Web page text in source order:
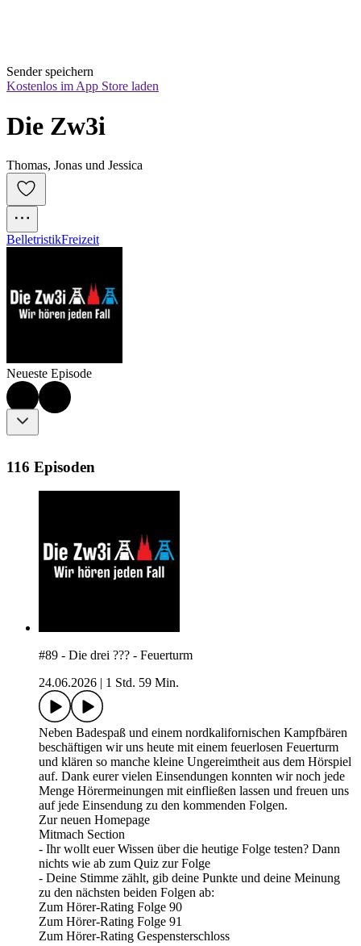
Sender speichern
Kostenlos im App Store laden
Die Zw3i
Thomas, Jonas und Jessica
BelletristikFreizeit
Neueste Episode
116 Episoden
#89 - Die drei ??? - Feuerturm
24.06.2026
1 Std. 59 Min.
Neben Badespaß und einem nordkalifornischen Kampfbären
beschäftigen wir uns heute mit einem feuerlosen Feuerturm
und klären so manche kleine Ungereimtheit aus dem Hörspiel
auf. Dank eurer vielen Einsendungen konnten wir noch jede
Menge Hörermeinungen mit einfließen lassen und freuen uns
auf jede Einsendung zu den kommenden Folgen.
Zur neuen Homepage
Mitmach Section
- Ihr wollt euer Wissen über die heutige Folge testen? Dann
nichts wie ab zum Quiz zur Folge
- Deine Stimme zählt, gib deine Punkte und deine Meinung
zu den nächsten beiden Folgen ab:
Zum Hörer-Rating Folge 90
Zum Hörer-Rating Folge 91
Zum Hörer-Rating Gespensterschloss